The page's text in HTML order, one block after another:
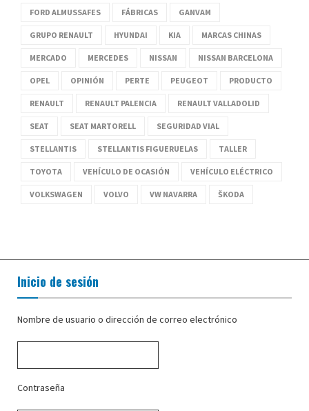
FORD ALMUSSAFES FÁBRICAS GANVAM
GRUPO RENAULT HYUNDAI KIA MARCAS CHINAS
MERCADO MERCEDES NISSAN NISSAN BARCELONA
OPEL OPINIÓN PERTE PEUGEOT PRODUCTO
RENAULT RENAULT PALENCIA RENAULT VALLADOLID
SEAT SEAT MARTORELL SEGURIDAD VIAL
STELLANTIS STELLANTIS FIGUERUELAS TALLER
TOYOTA VEHÍCULO DE OCASIÓN VEHÍCULO ELÉCTRICO
VOLKSWAGEN VOLVO VW NAVARRA ŠKODA
Inicio de sesión
Nombre de usuario o dirección de correo electrónico
Contraseña